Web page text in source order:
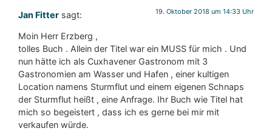
Jan Fitter sagt: 19. Oktober 2018 um 14:33 Uhr
Moin Herr Erzberg ,
tolles Buch . Allein der Titel war ein MUSS für mich . Und
nun hätte ich als Cuxhavener Gastronom mit 3
Gastronomien am Wasser und Hafen , einer kultigen
Location namens Sturmflut und einem eigenen Schnaps
der Sturmflut heißt , eine Anfrage. Ihr Buch wie Titel hat
mich so begeistert , dass ich es gerne bei mir mit
verkaufen würde.